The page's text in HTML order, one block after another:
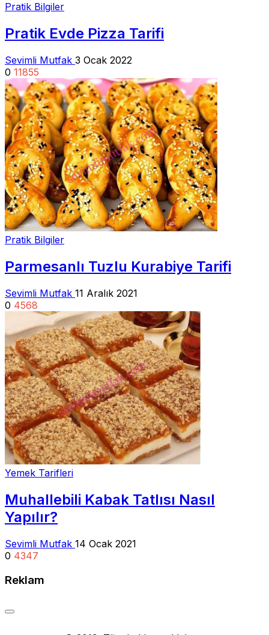
Pratik Bilgiler
Pratik Evde Pizza Tarifi
Sevimli Mutfak 3 Ocak 2022
0 11855
Pratik Bilgiler
Parmesanlı Tuzlu Kurabiye Tarifi
Sevimli Mutfak 11 Aralık 2021
0 4568
Yemek Tarifleri
Muhallebili Kabak Tatlısı Nasıl
Yapılır?
Sevimli Mutfak 14 Ocak 2021
0 4347
Reklam